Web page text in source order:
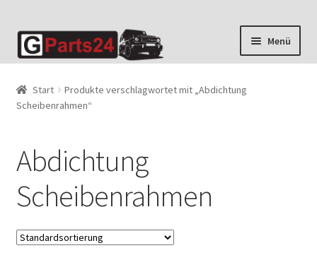
Zur
Navigation
Zum
Inhalt
Menü
Start
Produkte verschlagwortet mit „Abdichtung
Scheibenrahmen“
Abdichtung
Scheibenrahmen